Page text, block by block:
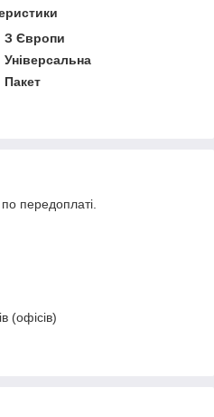
З Європи
Універсальна
Пакет
передоплаті.
(офісів)